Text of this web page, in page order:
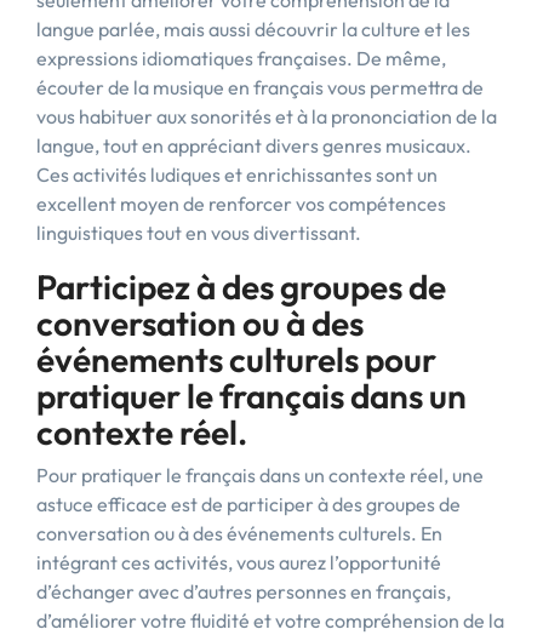
langue parlée, mais aussi découvrir la culture et les
expressions idiomatiques françaises. De même,
écouter de la musique en français vous permettra de
vous habituer aux sonorités et à la prononciation de la
langue, tout en appréciant divers genres musicaux.
Ces activités ludiques et enrichissantes sont un
excellent moyen de renforcer vos compétences
linguistiques tout en vous divertissant.
Participez à des groupes de
conversation ou à des
événements culturels pour
pratiquer le français dans un
contexte réel.
Pour pratiquer le français dans un contexte réel, une
astuce efficace est de participer à des groupes de
conversation ou à des événements culturels. En
intégrant ces activités, vous aurez l’opportunité
d’échanger avec d’autres personnes en français,
d’améliorer votre fluidité et votre compréhension de la